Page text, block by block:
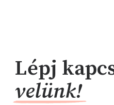
Lépj
velünk!